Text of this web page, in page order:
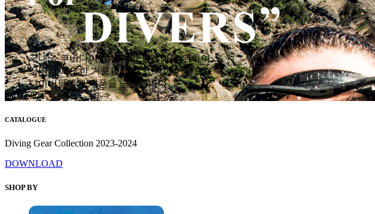
국내 스쿠버다이빙 산업의 활성화를 위하여
장비의 과도한 거품을 없애고 착한 가격으로
다이버들에게 제품을 공급합니다.
hana plaza
CATALOGUE
Diving Gear Collection 2023-2024
DOWNLOAD
SHOP BY